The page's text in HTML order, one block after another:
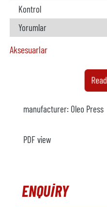
Kontrol
Yorumlar
Aksesuarlar
Model
Yıl
Isıtma
manufacturer: Oleo Press
PDF view
ENQUIRY